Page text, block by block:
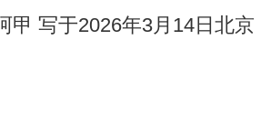
甲 写于2026年3月14日北京